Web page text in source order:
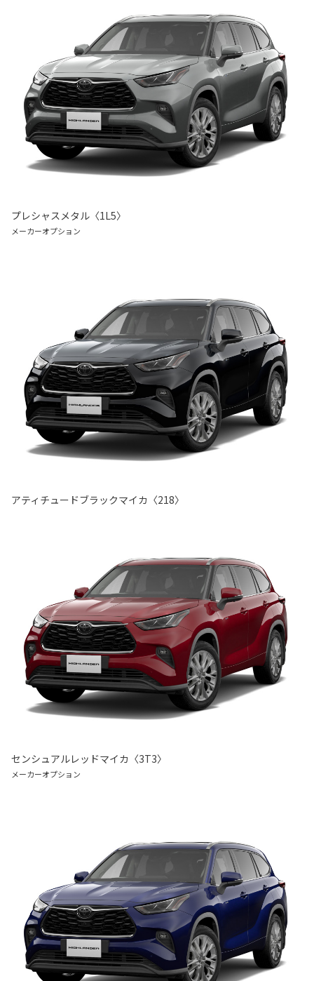
プレシャスメタル〈1L5〉
メーカーオプション
アティチュードブラックマイカ〈218〉
センシュアルレッドマイカ〈3T3〉
メーカーオプション